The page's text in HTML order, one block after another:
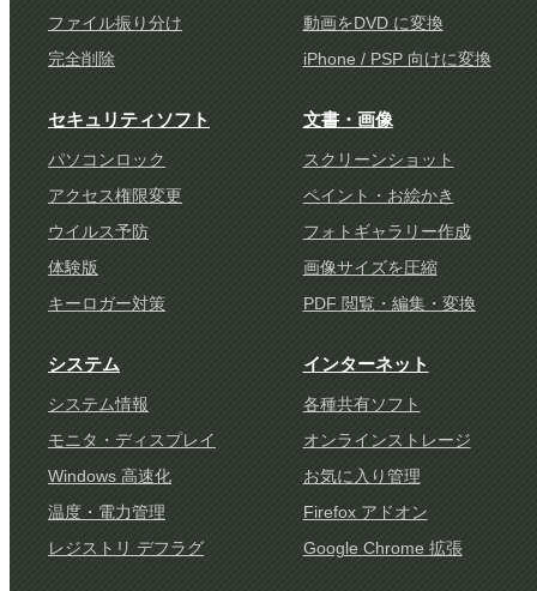
ファイル振り分け
完全削除
動画をDVD に変換
iPhone / PSP 向けに変換
セキュリティソフト
パソコンロック
アクセス権限変更
ウイルス予防
体験版
キーロガー対策
文書・画像
スクリーンショット
ペイント・お絵かき
フォトギャラリー作成
画像サイズを圧縮
PDF 閲覧・編集・変換
システム
システム情報
モニタ・ディスプレイ
Windows 高速化
温度・電力管理
レジストリ デフラグ
インターネット
各種共有ソフト
オンラインストレージ
お気に入り管理
Firefox アドオン
Google Chrome 拡張